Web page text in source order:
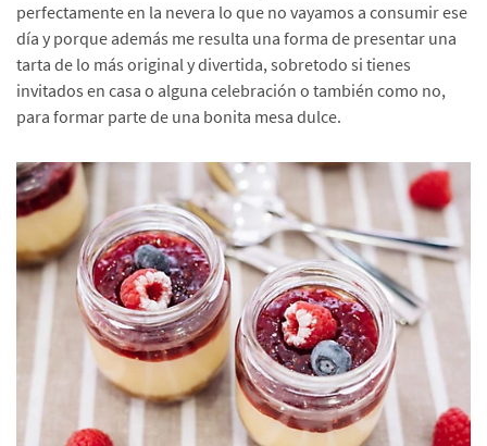
perfectamente en la nevera lo que no vayamos a consumir ese
día y porque además me resulta una forma de presentar una
tarta de lo más original y divertida, sobretodo si tienes
invitados en casa o alguna celebración o también como no,
para formar parte de una bonita mesa dulce.